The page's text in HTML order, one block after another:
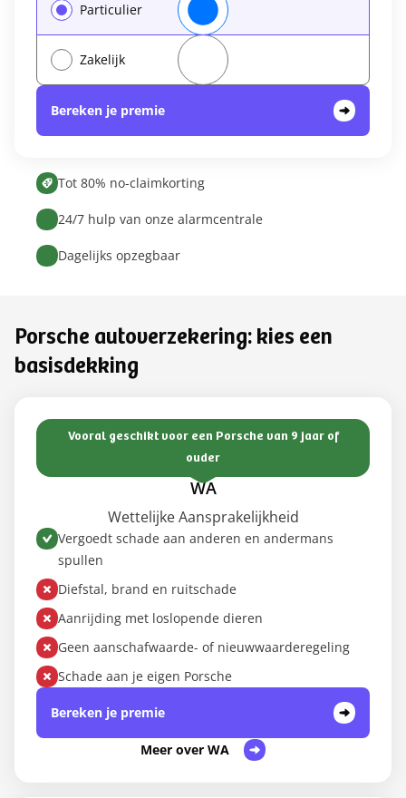
Particulier
Zakelijk
Bereken je premie
Tot 80% no-claimkorting
24/7 hulp van onze alarmcentrale
Dagelijks opzegbaar
Porsche autoverzekering: kies een
basisdekking
Vooral geschikt voor een Porsche van 9 jaar of
ouder
WA
Wettelijke Aansprakelijkheid
Vergoedt schade aan anderen en andermans
spullen
Diefstal, brand en ruitschade
Aanrijding met loslopende dieren
Geen aanschafwaarde- of nieuwwaarderegeling
Schade aan je eigen Porsche
Bereken je premie
Meer over WA